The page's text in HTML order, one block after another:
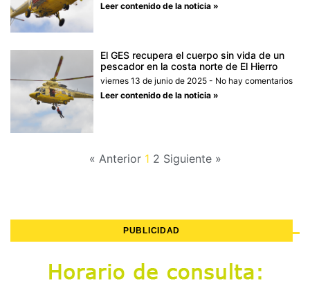
Leer contenido de la noticia »
El GES recupera el cuerpo sin vida de un
pescador en la costa norte de El Hierro
viernes 13 de junio de 2025
No hay comentarios
Leer contenido de la noticia »
« Anterior 1 2 Siguiente »
PUBLICIDAD